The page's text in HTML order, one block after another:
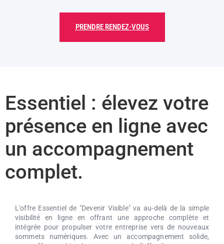
PRENDRE RENDEZ-VOUS
Essentiel : élevez votre
présence en ligne avec
un accompagnement
complet.
L'offre Essentiel de "Devenir Visible" va au-delà de la simple
visibilité en ligne en offrant une approche complète et
intégrée pour propulser votre entreprise vers de nouveaux
sommets numériques. Avec un accompagnement solide,